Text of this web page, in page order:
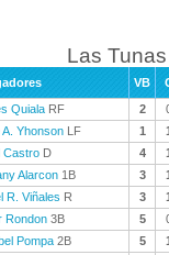
Las
VB
Quiala RF 2
Yhonson LF 1
Castro D 4
Alarcon 1B 3
R. Viñales R 3
Rondon 3B 5
Pompa 2B 5